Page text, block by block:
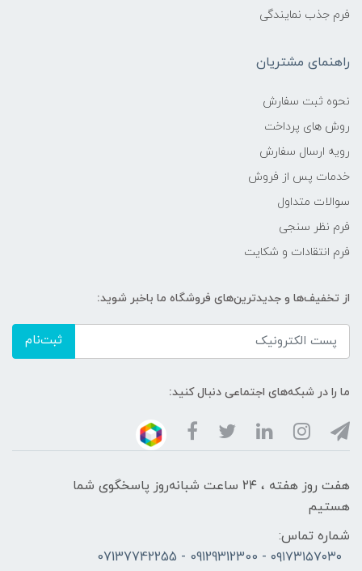
فرم جذب نمایندگی
راهنمای مشتریان
نحوه ثبت سفارش
روش های پرداخت
رویه ارسال سفارش
خدمات پس از فروش
سوالات متداول
فرم نظر سنجی
فرم انتقادات و شکایت
از تخفیف‌ها و جدیدترین‌های فروشگاه ما باخبر شوید:
ثبت‌نام
ما را در شبکه‌های اجتماعی دنبال کنید:
هفت روز هفته ، ۲۴ ساعت شبانه‌روز پاسخگوی شما
هستیم
شماره تماس:
۰۹۱۷۳۱۵۷۰۳۰ - 09129312300 - 07137742255